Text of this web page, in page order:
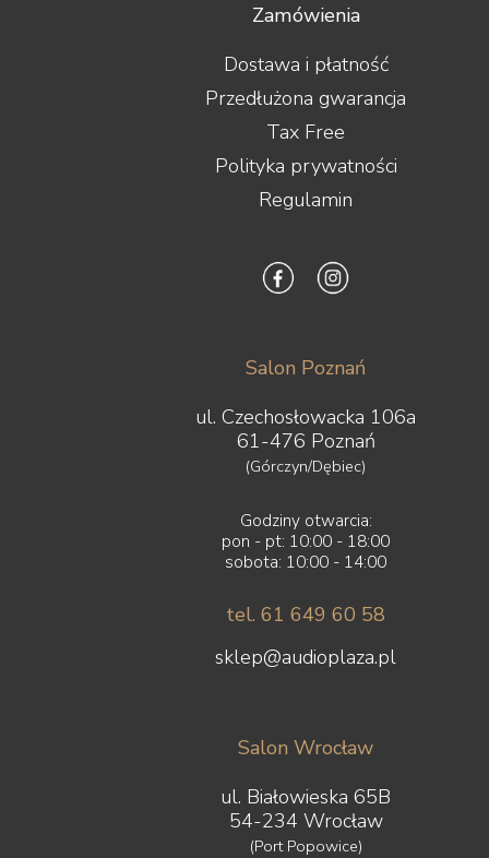
Zamówienia
Dostawa i płatność
Przedłużona gwarancja
Tax Free
Polityka prywatności
Regulamin
Salon Poznań
ul. Czechosłowacka 106a
61-476 Poznań
(Górczyn/Dębiec)
Godziny otwarcia:
pon - pt: 10:00 - 18:00
sobota: 10:00 - 14:00
tel. 61 649 60 58
sklep@audioplaza.pl
Salon Wrocław
ul. Białowieska 65B
54-234 Wrocław
(Port Popowice)